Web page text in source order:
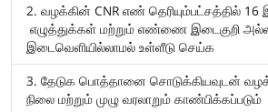
வழக்கின் CNR எண் தெரியும்பட்சத்தில் 16
எழுத்துக்கள் மற்றும் எண்ணை இடைகுறி
இடைவெளியில்லாமல் உள்ளீடு செய்க
தேடுக பொத்தானை சொடுக்கியவுடன்
நிலை மற்றும் முழு வரலாறும் காண்பிக்கப்படும்